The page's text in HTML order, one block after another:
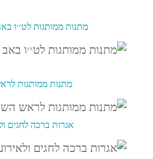
מתנות ממותגות לט׳׳ו באב
מתנות ממותגות
אגרות ברכה לחגים